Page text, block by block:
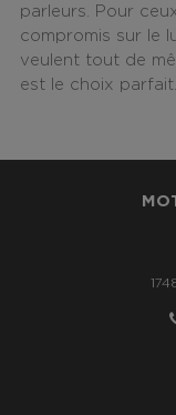
parleurs. Pour
compromis sur le
veulent tout de
est le choix parfait.